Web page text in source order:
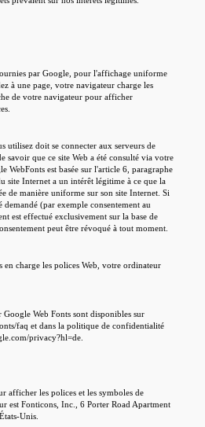
par Google, pour l'affichage uniforme
à une page, votre navigateur charge les
de votre navigateur pour afficher
utilisez doit se connecter aux serveurs de
savoir que ce site Web a été consulté via votre
WebFonts est basée sur l'article 6, paragraphe
site Internet a un intérêt légitime à ce que la
de manière uniforme sur son site Internet. Si
demandé (par exemple consentement au
est effectué exclusivement sur la base de
peut être révoqué à tout moment.
en charge les polices Web, votre ordinateur
Web Fonts sont disponibles sur
faq et dans la politique de confidentialité
privacy?hl=de.
afficher les polices et les symboles de
est Fonticons, Inc., 6 Porter Road Apartment
Unis.